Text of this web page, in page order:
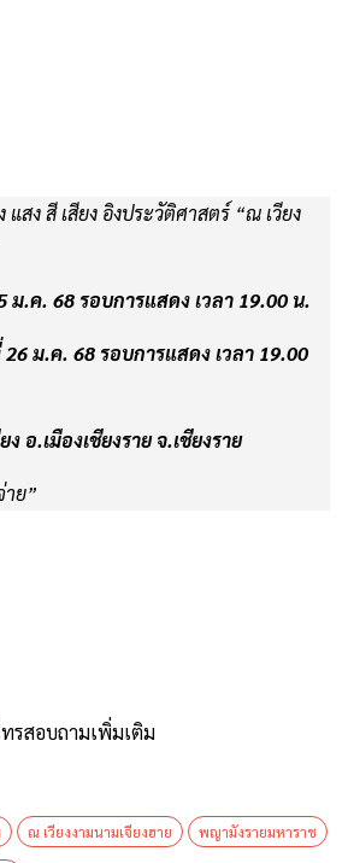
สง สี เสียง อิงประวัติศาสตร์ “ณ เวียง
ม.ค. 68 รอบการแสดง เวลา 19.00 น.
ม.ค. 68 รอบการแสดง เวลา 19.00
อ.เมืองเชียงราย จ.เชียงราย
ย”
รสอบถามเพิ่มเติม
ณ เวียงงามนามเจียงฮาย พญามังรายมหาราช